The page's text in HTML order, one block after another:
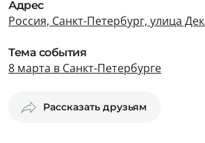
Адрес
Россия, Санкт-Петербург, улица
Тема события
8 марта в Санкт-Петербурге
Рассказать друзьям